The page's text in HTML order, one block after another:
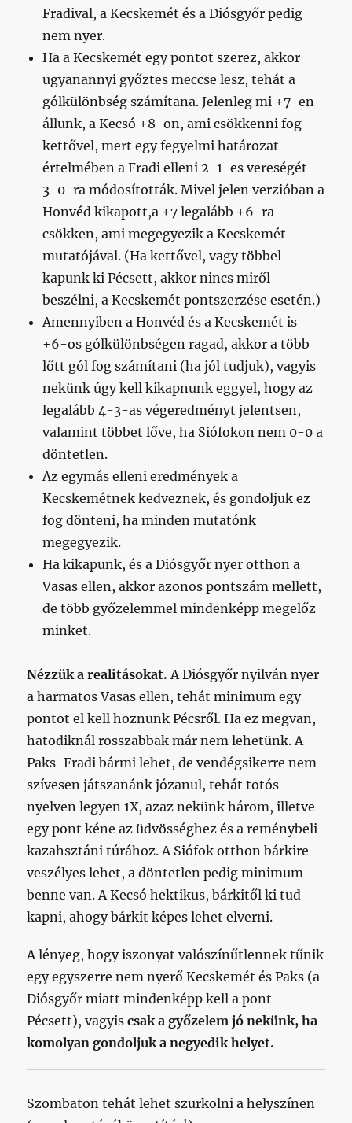
Fradival, a Kecskemét és a Diósgyőr pedig
nem nyer.
Ha a Kecskemét egy pontot szerez, akkor
ugyanannyi győztes meccse lesz, tehát a
gólkülönbség számítana. Jelenleg mi +7-en
állunk, a Kecsó +8-on, ami csökkenni fog
kettővel, mert egy fegyelmi határozat
értelmében a Fradi elleni 2-1-es vereségét
3-0-ra módosították. Mivel jelen verzióban a
Honvéd kikapott,a +7 legalább +6-ra
csökken, ami megegyezik a Kecskemét
mutatójával. (Ha kettővel, vagy többel
kapunk ki Pécsett, akkor nincs miről
beszélni, a Kecskemét pontszerzése esetén.)
Amennyiben a Honvéd és a Kecskemét is
+6-os gólkülönbségen ragad, akkor a több
lőtt gól fog számítani (ha jól tudjuk), vagyis
nekünk úgy kell kikapnunk eggyel, hogy az
legalább 4-3-as végeredményt jelentsen,
valamint többet lőve, ha Siófokon nem 0-0 a
döntetlen.
Az egymás elleni eredmények a
Kecskemétnek kedveznek, és gondoljuk ez
fog dönteni, ha minden mutatónk
megegyezik.
Ha kikapunk, és a Diósgyőr nyer otthon a
Vasas ellen, akkor azonos pontszám mellett,
de több győzelemmel mindenképp megelőz
minket.
Nézzük a realitásokat. A Diósgyőr nyilván nyer
a harmatos Vasas ellen, tehát minimum egy
pontot el kell hoznunk Pécsről. Ha ez megvan,
hatodiknál rosszabbak már nem lehetünk. A
Paks-Fradi bármi lehet, de vendégsikerre nem
szívesen játszanánk józanul, tehát totós
nyelven legyen 1X, azaz nekünk három, illetve
egy pont kéne az üdvösséghez és a reménybeli
kazahsztáni túrához. A Siófok otthon bárkire
veszélyes lehet, a döntetlen pedig minimum
benne van. A Kecsó hektikus, bárkitől ki tud
kapni, ahogy bárkit képes lehet elverni.
A lényeg, hogy iszonyat valószínűtlennek tűnik
egy egyszerre nem nyerő Kecskemét és Paks (a
Diósgyőr miatt mindenképp kell a pont
Pécsett), vagyiscsak a győzelem jó nekünk, ha
komolyan gondoljuk a negyedik helyet.
Szombaton tehát lehet szurkolni a helyszínen